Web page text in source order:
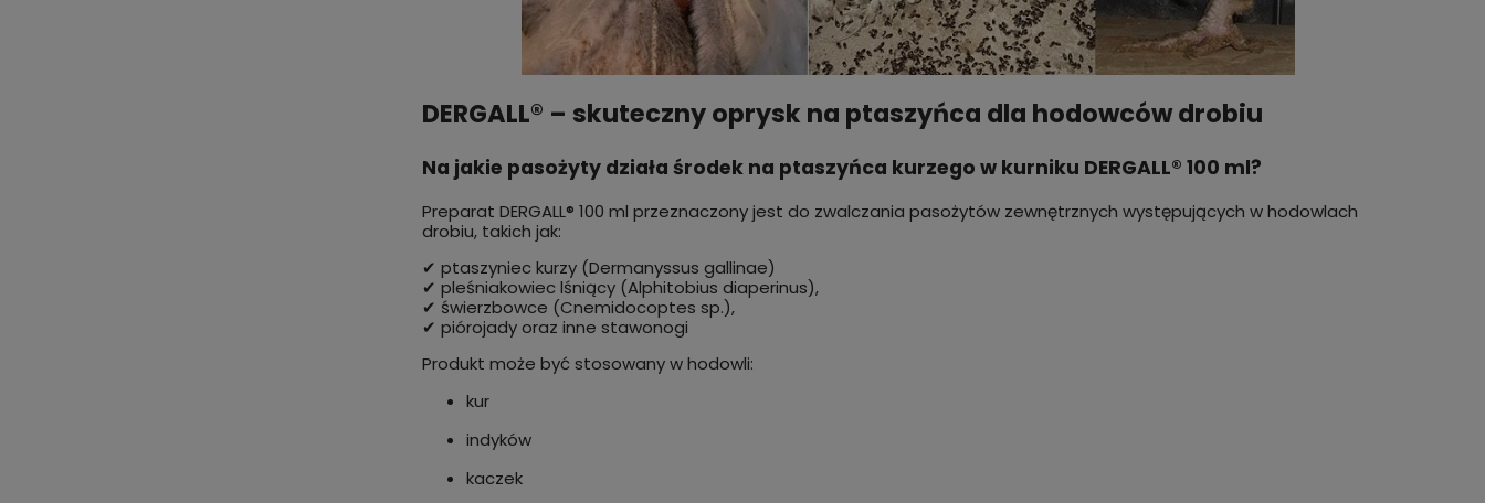
DERGALL® – skuteczny oprysk na ptaszyńca dla hodowców drobiu
Na jakie pasożyty działa środek na ptaszyńca kurzego w kurniku DERGALL® 100 ml?
Preparat DERGALL® 100 ml przeznaczony jest do zwalczania pasożytów zewnętrznych występujących w hodowlach
drobiu, takich jak:
✔ ptaszyniec kurzy (Dermanyssus gallinae)
✔ pleśniakowiec lśniący (Alphitobius diaperinus),
✔ świerzbowce (Cnemidocoptes sp.),
✔ piórojady oraz inne stawonogi
Produkt może być stosowany w hodowli:
kur
indyków
kaczek